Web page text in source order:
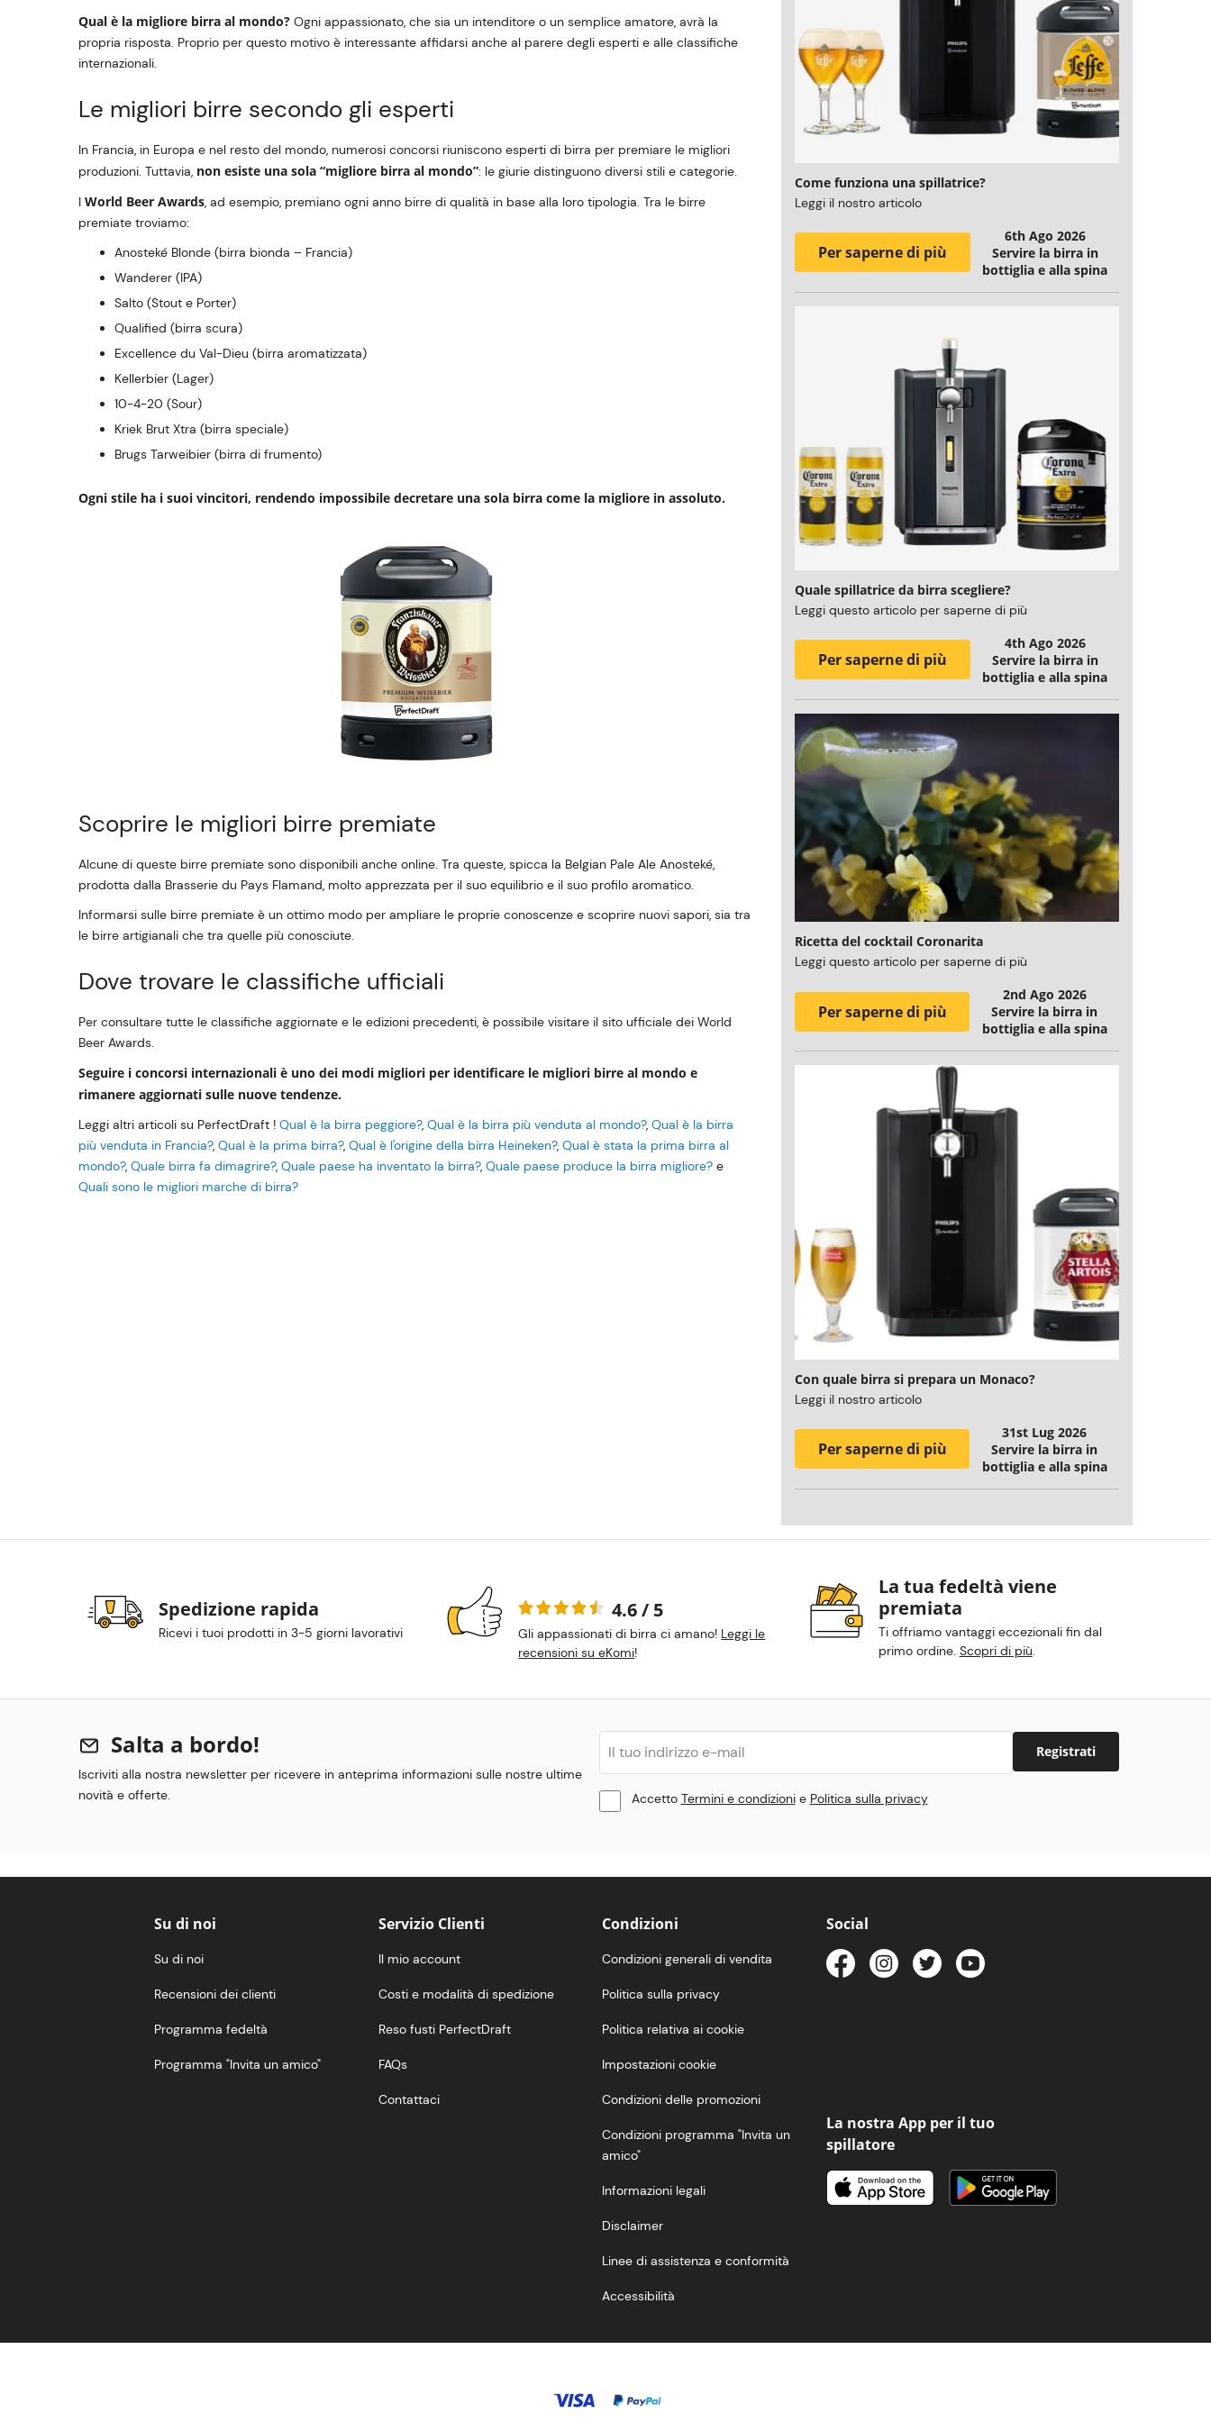
Qual è la migliore birra al mondo? Ogni appassionato, che sia un intenditore o un semplice amatore, avrà la
propria risposta. Proprio per questo motivo è interessante affidarsi anche al parere degli esperti e alle classifiche
internazionali.
Le migliori birre secondo gli esperti
In Francia, in Europa e nel resto del mondo, numerosi concorsi riuniscono esperti di birra per premiare le migliori
produzioni. Tuttavia, non esiste una sola “migliore birra al mondo”: le giurie distinguono diversi stili e categorie.
I World Beer Awards, ad esempio, premiano ogni anno birre di qualità in base alla loro tipologia. Tra le birre
premiate troviamo:
Anosteké Blonde (birra bionda – Francia)
Wanderer (IPA)
Salto (Stout e Porter)
Qualified (birra scura)
Excellence du Val-Dieu (birra aromatizzata)
Kellerbier (Lager)
10-4-20 (Sour)
Kriek Brut Xtra (birra speciale)
Brugs Tarweibier (birra di frumento)
Ogni stile ha i suoi vincitori, rendendo impossibile decretare una sola birra come la migliore in assoluto.
Scoprire le migliori birre premiate
Alcune di queste birre premiate sono disponibili anche online. Tra queste, spicca la Belgian Pale Ale Anosteké,
prodotta dalla Brasserie du Pays Flamand, molto apprezzata per il suo equilibrio e il suo profilo aromatico.
Informarsi sulle birre premiate è un ottimo modo per ampliare le proprie conoscenze e scoprire nuovi sapori, sia tra
le birre artigianali che tra quelle più conosciute.
Dove trovare le classifiche ufficiali
Per consultare tutte le classifiche aggiornate e le edizioni precedenti, è possibile visitare il sito ufficiale dei World
Beer Awards.
Seguire i concorsi internazionali è uno dei modi migliori per identificare le migliori birre al mondo e
rimanere aggiornati sulle nuove tendenze.
Leggi altri articoli su PerfectDraft ! Qual è la birra peggiore?, Qual è la birra più venduta al mondo?, Qual è la birra
più venduta in Francia?, Qual è la prima birra?, Qual è l'origine della birra Heineken?, Qual è stata la prima birra al
mondo?, Quale birra fa dimagrire?, Quale paese ha inventato la birra?, Quale paese produce la birra migliore? e
Quali sono le migliori marche di birra?
Come funziona una spillatrice?
Leggi il nostro articolo
Per saperne di più
6th Ago 2026
Servire la birra in
bottiglia e alla spina
Quale spillatrice da birra scegliere?
Leggi questo articolo per saperne di più
Per saperne di più
4th Ago 2026
Servire la birra in
bottiglia e alla spina
Ricetta del cocktail Coronarita
Leggi questo articolo per saperne di più
Per saperne di più
2nd Ago 2026
Servire la birra in
bottiglia e alla spina
Con quale birra si prepara un Monaco?
Leggi il nostro articolo
Per saperne di più
31st Lug 2026
Servire la birra in
bottiglia e alla spina
Spedizione rapida
Ricevi i tuoi prodotti in 3-5 giorni lavorativi
4.6 / 5
Gli appassionati di birra ci amano! Leggi le
recensioni su eKomi!
La tua fedeltà viene
premiata
Ti offriamo vantaggi eccezionali fin dal
primo ordine. Scopri di più.
Salta a bordo!
Iscriviti alla nostra newsletter per ricevere in anteprima informazioni sulle nostre ultime
novità e offerte.
Registrati
Accetto Termini e condizionie Politica sulla privacy
Su di noi
Su di noi
Recensioni dei clienti
Programma fedeltà
Programma "Invita un amico"
Servizio Clienti
Il mio account
Costi e modalità di spedizione
Reso fusti PerfectDraft
FAQs
Contattaci
Condizioni
Condizioni generali di vendita
Politica sulla privacy
Politica relativa ai cookie
Impostazioni cookie
Condizioni delle promozioni
Condizioni programma "Invita un
amico"
Informazioni legali
Disclaimer
Linee di assistenza e conformità
Accessibilità
Social
La nostra App per il tuo
spillatore